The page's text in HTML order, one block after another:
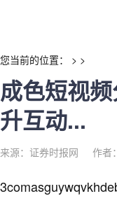
您当前的位置： > >
成色短视
升互动...
来源：证券时报网 作者